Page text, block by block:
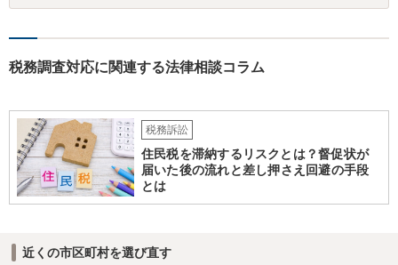
税務調査対応に関連する法律相談コラム
税務訴訟
住民税を滞納するリスクとは？督促状が
届いた後の流れと差し押さえ回避の手段
とは
近くの市区町村を選び直す